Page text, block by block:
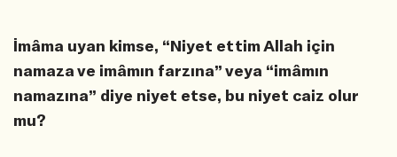
İmâma uyan kimse, “Niyet ettim Allah için
namaza ve imâmın farzına” veya “imâmın
namazına” diye niyet etse, bu niyet caiz olur
mu?